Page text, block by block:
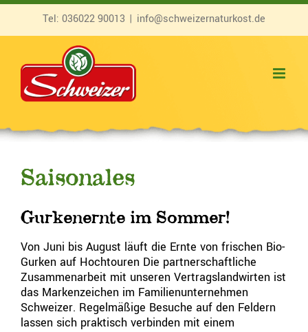
Zum
springen
Tel: 036022 90013 | info@schweizernaturkost.de
Saisonales
Gurkenernte im Sommer!
Von Juni bis August läuft die Ernte von frischen Bio-
Gurken auf Hochtouren Die partnerschaftliche
Zusammenarbeit mit unseren Vertragslandwirten ist
das Markenzeichen im Familienunternehmen
Schweizer. Regelmäßige Besuche auf den Feldern
lassen sich praktisch verbinden mit einem